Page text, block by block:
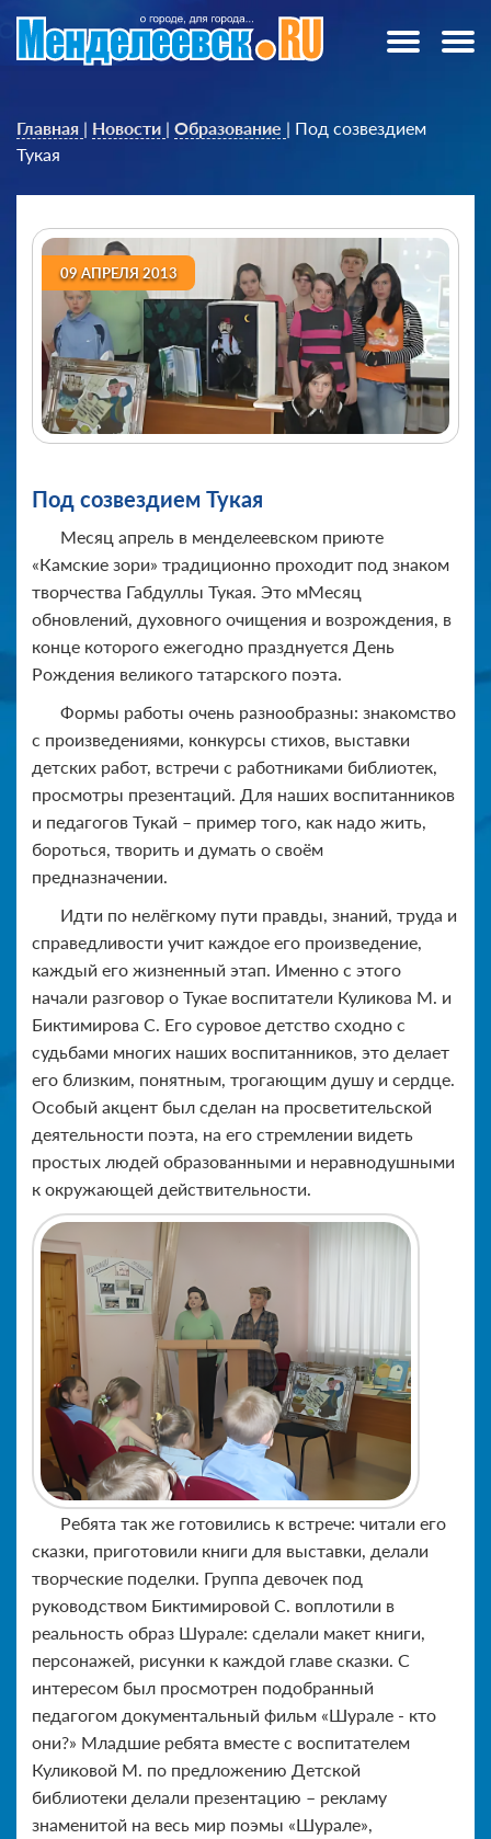
Главная | Новости | Образование | Под созвездием
Тукая
09 АПРЕЛЯ 2013
Под созвездием Тукая
Месяц апрель в менделеевском приюте
«Камские зори» традиционно проходит под знаком
творчества Габдуллы Тукая. Это мМесяц
обновлений, духовного очищения и возрождения, в
конце которого ежегодно празднуется День
Рождения великого татарского поэта.
Формы работы очень разнообразны: знакомство
с произведениями, конкурсы стихов, выставки
детских работ, встречи с работниками библиотек,
просмотры презентаций. Для наших воспитанников
и педагогов Тукай – пример того, как надо жить,
бороться, творить и думать о своём
предназначении.
Идти по нелёгкому пути правды, знаний, труда и
справедливости учит каждое его произведение,
каждый его жизненный этап. Именно с этого
начали разговор о Тукае воспитатели Куликова М. и
Биктимирова С. Его суровое детство сходно с
судьбами многих наших воспитанников, это делает
его близким, понятным, трогающим душу и сердце.
Особый акцент был сделан на просветительской
деятельности поэта, на его стремлении видеть
простых людей образованными и неравнодушными
к окружающей действительности.
Ребята так же готовились к встрече: читали его
сказки, приготовили книги для выставки, делали
творческие поделки. Группа девочек под
руководством Биктимировой С. воплотили в
реальность образ Шурале: сделали макет книги,
персонажей, рисунки к каждой главе сказки. С
интересом был просмотрен подобранный
педагогом документальный фильм «Шурале - кто
они?» Младшие ребята вместе с воспитателем
Куликовой М. по предложению Детской
библиотеки делали презентацию – рекламу
знаменитой на весь мир поэмы «Шурале»,